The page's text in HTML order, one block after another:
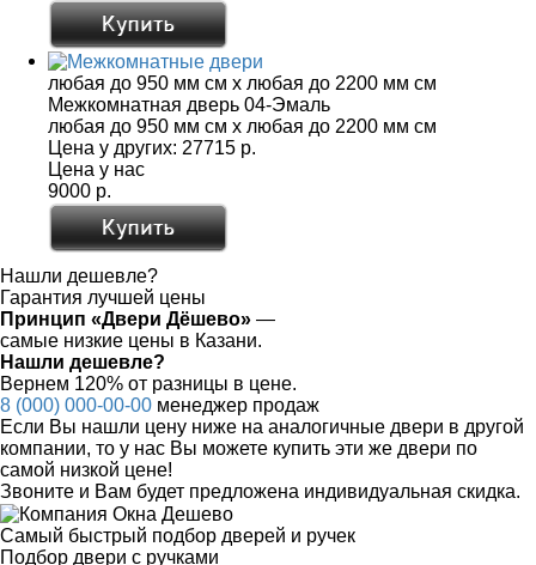
любая до 950 мм см x любая до 2200 мм см
Межкомнатная дверь 04-Эмаль
любая до 950 мм см x любая до 2200 мм см
Цена у других: 27715 р.
Цена у нас
9000 р.
Нашли дешевле?
Гарантия лучшей цены
Принцип «Двери Дёшево» —
самые низкие цены в Казани.
Нашли дешевле?
Вернем 120% от разницы в цене.
8 (000) 000-00-00 менеджер продаж
Если Вы нашли цену ниже на аналогичные двери в другой
компании, то у нас Вы можете купить эти же двери по
самой низкой цене!
Звоните и Вам будет предложена индивидуальная скидка.
Самый быстрый подбор дверей и ручек
Подбор двери с ручками